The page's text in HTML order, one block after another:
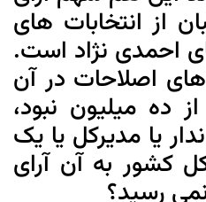
از انتخابات های
احمدی نژاد است.
اصلاحات در آن
ده میلیون نبود،
یا مدیرکل یا یک
کشور به آن آرای